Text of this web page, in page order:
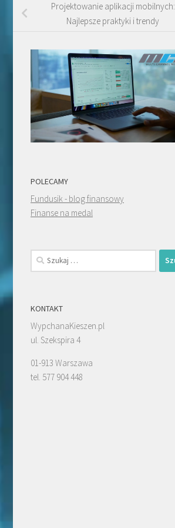
Projektowanie aplikacji mobilnych:
Najlepsze praktyki i trendy
POLECAMY
Fundusik - blog finansowy
Finanse na medal
Szukaj:
KONTAKT
WypchanaKieszen.pl
ul. Szekspira 4
01-913 Warszawa
tel. 577 904 448